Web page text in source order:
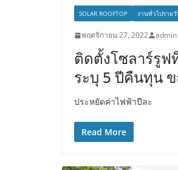
SOLAR ROOFTOP งานทั่วไปราย
พฤศจิกายน 27, 2022 admin
ติดตั้งโซลาร์รูฟ
ระบุ 5 ปีคืนทุน
ประหยัดค่าไฟฟ้าปีละ
Read More